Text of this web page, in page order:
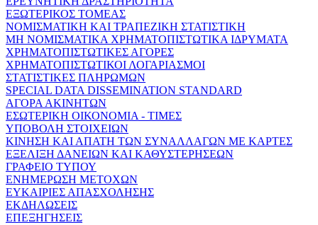
ΕΞΩΤΕΡΙΚΟΣ ΤΟΜΕΑΣ
ΝΟΜΙΣΜΑΤΙΚΗ ΚΑΙ ΤΡΑΠΕΖΙΚΗ ΣΤΑΤΙΣΤΙΚΗ
ΜΗ ΝΟΜΙΣΜΑΤΙΚΑ ΧΡΗΜΑΤΟΠΙΣΤΩΤΙΚΑ ΙΔΡΥΜΑΤΑ
ΧΡΗΜΑΤΟΠΙΣΤΩΤΙΚΕΣ ΑΓΟΡΕΣ
ΧΡΗΜΑΤΟΠΙΣΤΩΤΙΚΟΙ ΛΟΓΑΡΙΑΣΜΟΙ
ΣΤΑΤΙΣΤΙΚΕΣ ΠΛΗΡΩΜΩΝ
SPECIAL DATA DISSEMINATION STANDARD
ΑΓΟΡΑ ΑΚΙΝΗΤΩΝ
ΕΣΩΤΕΡΙΚΗ ΟΙΚΟΝΟΜΙΑ - ΤΙΜΕΣ
ΥΠΟΒΟΛΗ ΣΤΟΙΧΕΙΩΝ
ΚΙΝΗΣΗ ΚΑΙ ΑΠΑΤΗ ΤΩΝ ΣΥΝΑΛΛΑΓΩΝ ΜΕ ΚΑΡΤΕΣ
ΕΞΕΛΙΞΗ ΔΑΝΕΙΩΝ ΚΑΙ ΚΑΘΥΣΤΕΡΗΣΕΩΝ
ΓΡΑΦΕΙΟ ΤΥΠΟΥ
ΕΝΗΜΕΡΩΣΗ ΜΕΤΟΧΩΝ
ΕΥΚΑΙΡΙΕΣ ΑΠΑΣΧΟΛΗΣΗΣ
ΕΚΔΗΛΩΣΕΙΣ
ΕΠΕΞΗΓΗΣΕΙΣ